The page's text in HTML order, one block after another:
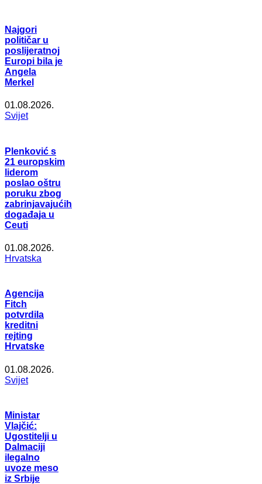
Najgori
političar u
poslijeratnoj
Europi bila je
Angela
Merkel
01.08.2026.
Svijet
Plenković s
21 europskim
liderom
poslao oštru
poruku zbog
zabrinjavajućih
događaja u
Ceuti
01.08.2026.
Hrvatska
Agencija
Fitch
potvrdila
kreditni
rejting
Hrvatske
01.08.2026.
Svijet
Ministar
Vlajčić:
Ugostitelji u
Dalmaciji
ilegalno
uvoze meso
iz Srbije